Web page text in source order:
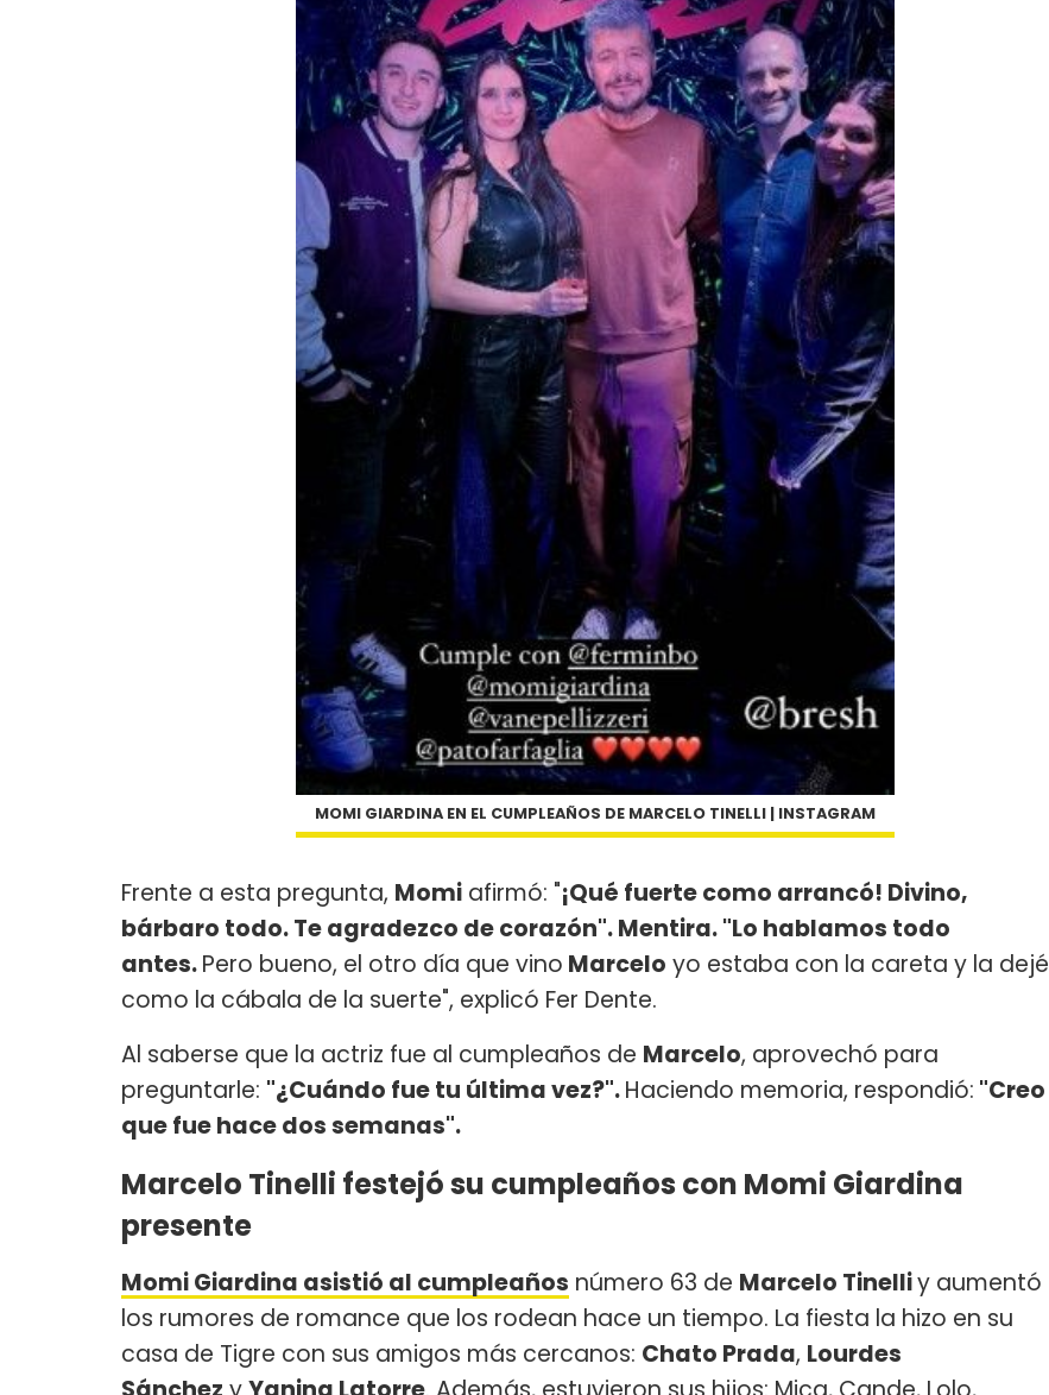
MOMI GIARDINA EN EL CUMPLEAÑOS DE MARCELO TINELLI | INSTAGRAM
Frente a esta pregunta, Momi afirmó: "¡Qué fuerte como arrancó! Divino,
bárbaro todo. Te agradezco de corazón".Mentira. "Lo hablamos todo
antes.Pero bueno, el otro día que vino Marcelo yo estaba con la careta y la dejé
como la cábala de la suerte", explicó Fer Dente.
Al saberse que la actriz fue al cumpleaños de Marcelo, aprovechó para
preguntarle: "¿Cuándo fue tu última vez?".Haciendo memoria, respondió: "Creo
que fue hace dos semanas".
Marcelo Tinelli festejó su cumpleaños con Momi Giardina
presente
Momi Giardina asistió al cumpleaños número 63 de Marcelo Tinelliy aumentó
los rumores de romance que los rodean hace un tiempo. La fiesta la hizo en su
casa de Tigre con sus amigos más cercanos: Chato Prada, Lourdes